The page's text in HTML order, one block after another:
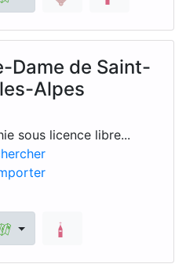
Dame de Saint-
Alpes
sous licence libre...